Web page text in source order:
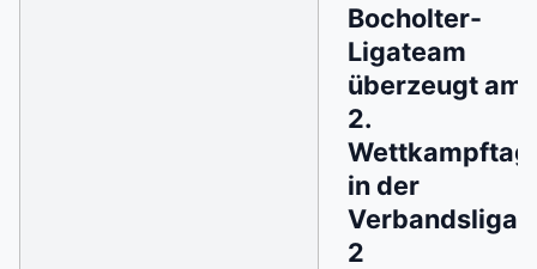
Bocholter-
Ligateam
überzeugt am
2.
Wettkampftag
in der
Verbandsliga
2